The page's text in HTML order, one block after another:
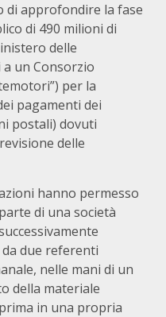
di approfondire la fase
di 490 milioni di
delle
un Consorzio
per la
pagamenti dei
postali) dovuti
delle
hanno permesso
di una società
due referenti
nelle mani di un
della materiale
in una propria